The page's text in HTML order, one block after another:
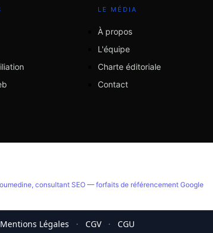
LE MÉDIA
À propos
L'équipe
Charte éditoriale
Contact
consultant SEO— forfaits de référencement Google
Mentions Légales · CGV · CGU